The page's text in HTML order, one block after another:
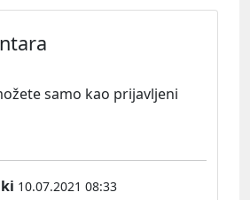
samo kao prijavljeni
10.07.2021 08:33